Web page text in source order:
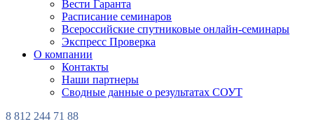
Вести Гаранта
Расписание семинаров
Всероссийские спутниковые онлайн-семинары
Экспресс Проверка
О компании
Контакты
Наши партнеры
Сводные данные о результатах СОУТ
8 812 244 71 88